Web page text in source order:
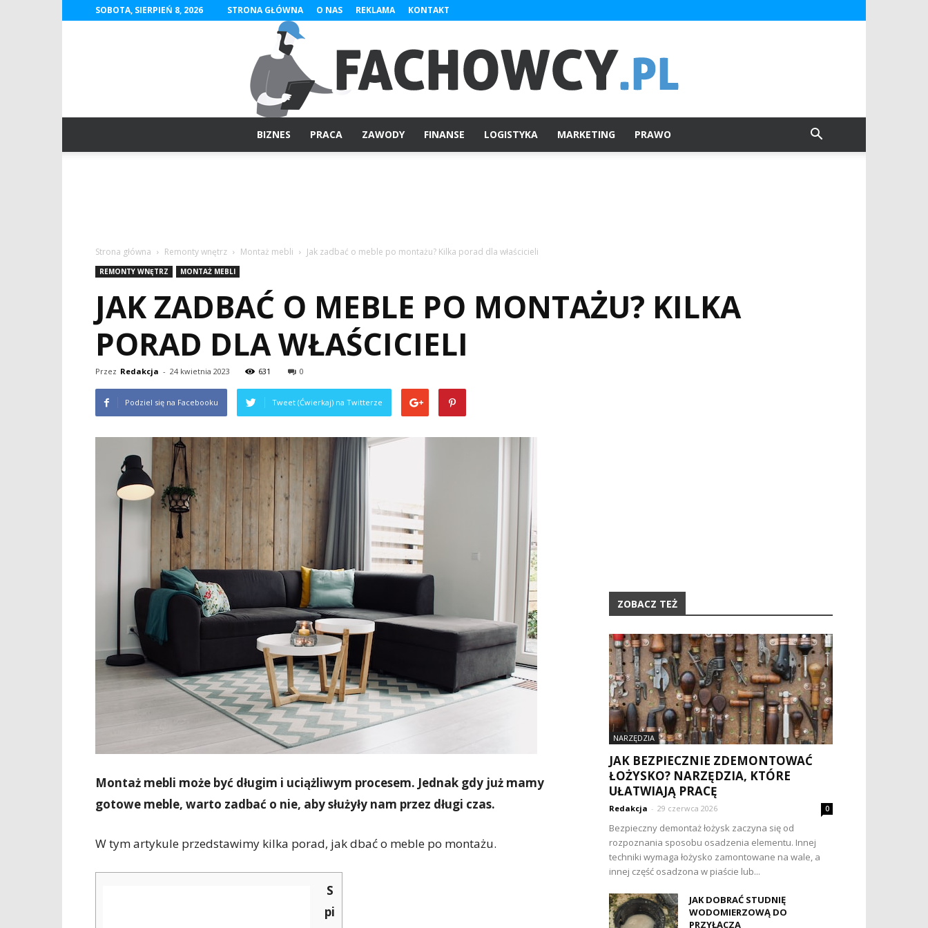
SOBOTA, SIERPIEŃ 8, 2026 STRONA GŁÓWNA O NAS REKLAMA KONTAKT
BIZNES PRACA ZAWODY FINANSE LOGISTYKA MARKETING PRAWO
Strona główna Remonty wnętrz Montaż mebli Jak zadbać o meble po montażu? Kilka porad dla właścicieli
REMONTY WNĘTRZ MONTAŻ MEBLI
JAK ZADBAĆ O MEBLE PO MONTAŻU? KILKA
PORAD DLA WŁAŚCICIELI
Przez Redakcja - 24 kwietnia 2023 631 0
Podziel się na Facebooku Tweet (Ćwierkaj) na Twitterze
Montaż mebli może być długim i uciążliwym procesem. Jednak gdy już mamy
gotowe meble, warto zadbać o nie, aby służyły nam przez długi czas.
W tym artykule przedstawimy kilka porad, jak dbać o meble po montażu.
S
pi
ZOBACZ TEŻ
NARZĘDZIA
JAK BEZPIECZNIE ZDEMONTOWAĆ
ŁOŻYSKO? NARZĘDZIA, KTÓRE
UŁATWIAJĄ PRACĘ
Redakcja - 29 czerwca 2026 0
Bezpieczny demontaż łożysk zaczyna się od
rozpoznania sposobu osadzenia elementu. Innej
techniki wymaga łożysko zamontowane na wale, a
innej część osadzona w piaście lub...
JAK DOBRAĆ STUDNIĘ
WODOMIERZOWĄ DO
PRZYŁĄCZA